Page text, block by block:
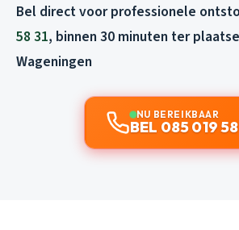
Bel direct voor professionele
58 31, binnen 30 minuten ter
Wageningen
NU BEREIKBAAR
BEL 085 019